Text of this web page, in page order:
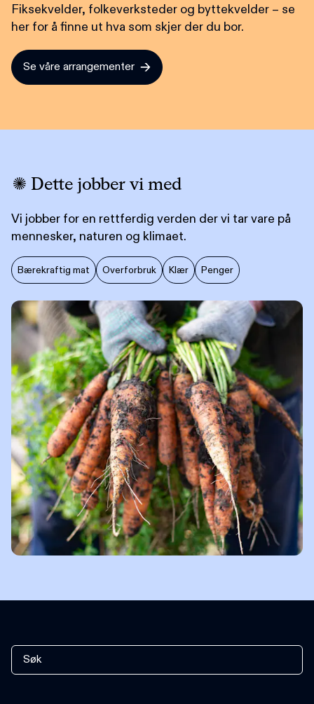
Fiksekvelder, folkeverksteder og byttekvelder – se
her for å finne ut hva som skjer der du bor.
Se våre arrangementer
Dette jobber vi med
Vi jobber for en rettferdig verden der vi tar vare på
mennesker, naturen og klimaet.
Bærekraftig mat Overforbruk Klær Penger